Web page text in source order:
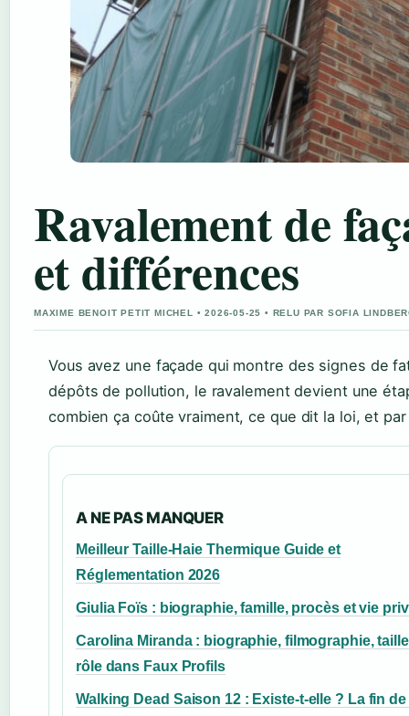
Ravalement de
et différences
MAXIME BENOIT PETIT MICHEL • 2026-05-25 • RELU PAR SOFIA
Vous avez une façade qui montre des signes de
dépôts de pollution, le ravalement devient une
combien ça coûte vraiment, ce que dit la loi, et
A NE PAS MANQUER
Meilleur Taille-Haie Thermique Guide et
Réglementation 2026
Giulia Foïs : biographie, famille, procès et vie
Carolina Miranda : biographie, filmographie,
rôle dans Faux Profils
Walking Dead Saison 12 : Existe-t-elle ? La fin de